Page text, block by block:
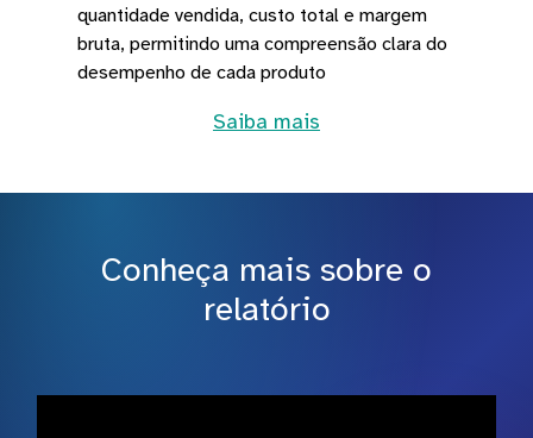
quantidade vendida, custo total e margem
bruta, permitindo uma compreensão clara do
desempenho de cada produto
Saiba mais
Conheça mais sobre o
relatório